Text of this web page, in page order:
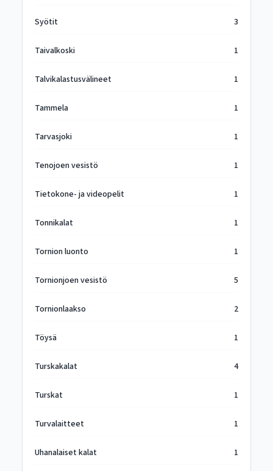
Syötit 3
Taivalkoski 1
Talvikalastusvälineet 1
Tammela 1
Tarvasjoki 1
Tenojoen vesistö 1
Tietokone- ja videopelit 1
Tonnikalat 1
Tornion luonto 1
Tornionjoen vesistö 5
Tornionlaakso 2
Töysä 1
Turskakalat 4
Turskat 1
Turvalaitteet 1
Uhanalaiset kalat 1